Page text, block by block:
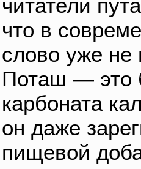
читатели
что в
слово уже не
Поташ — это
карбоната
он даже
пищевой